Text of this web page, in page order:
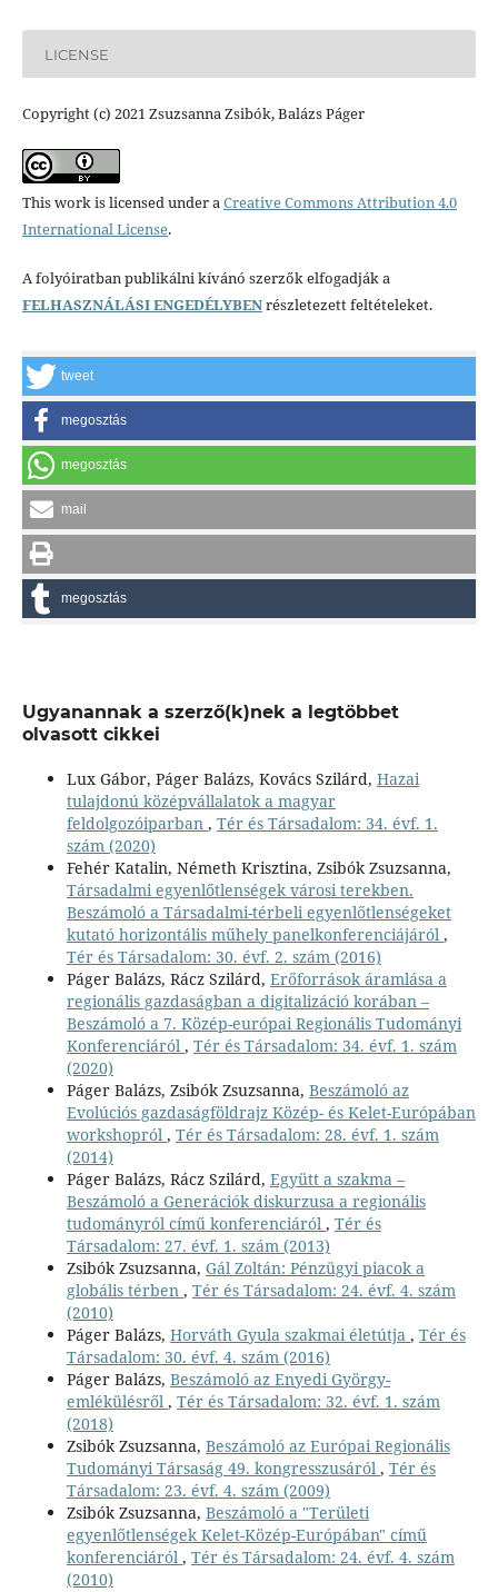
LICENSE
Copyright (c) 2021 Zsuzsanna Zsibók, Balázs Páger
This work is licensed under aCreative Commons Attribution 4.0
International License.
A folyóiratban publikálni kívánó szerzők elfogadják a
FELHASZNÁLÁSI ENGEDÉLYBENrészletezett feltételeket.
tweet
megosztás
megosztás
mail
megosztás
Ugyanannak a szerző(k)nek a legtöbbet
olvasott cikkei
Lux Gábor, Páger Balázs, Kovács Szilárd, Hazai
tulajdonú középvállalatok a magyar
feldolgozóiparban , Tér és Társadalom: 34. évf. 1.
szám (2020)
Fehér Katalin, Németh Krisztina, Zsibók Zsuzsanna,
Társadalmi egyenlőtlenségek városi terekben.
Beszámoló a Társadalmi-térbeli egyenlőtlenségeket
kutató horizontális műhely panelkonferenciájáról ,
Tér és Társadalom: 30. évf. 2. szám (2016)
Páger Balázs, Rácz Szilárd, Erőforrások áramlása a
regionális gazdaságban a digitalizáció korában –
Beszámoló a 7. Közép-európai Regionális Tudományi
Konferenciáról , Tér és Társadalom: 34. évf. 1. szám
(2020)
Páger Balázs, Zsibók Zsuzsanna, Beszámoló az
Evolúciós gazdaságföldrajz Közép- és Kelet-Európában
workshopról , Tér és Társadalom: 28. évf. 1. szám
(2014)
Páger Balázs, Rácz Szilárd, Együtt a szakma –
Beszámoló a Generációk diskurzusa a regionális
tudományról című konferenciáról , Tér és
Társadalom: 27. évf. 1. szám (2013)
Zsibók Zsuzsanna, Gál Zoltán: Pénzügyi piacok a
globális térben , Tér és Társadalom: 24. évf. 4. szám
(2010)
Páger Balázs, Horváth Gyula szakmai életútja , Tér és
Társadalom: 30. évf. 4. szám (2016)
Páger Balázs, Beszámoló az Enyedi György-
emlékülésről , Tér és Társadalom: 32. évf. 1. szám
(2018)
Zsibók Zsuzsanna, Beszámoló az Európai Regionális
Tudományi Társaság 49. kongresszusáról , Tér és
Társadalom: 23. évf. 4. szám (2009)
Zsibók Zsuzsanna, Beszámoló a "Területi
egyenlőtlenségek Kelet-Közép-Európában" című
konferenciáról , Tér és Társadalom: 24. évf. 4. szám
(2010)